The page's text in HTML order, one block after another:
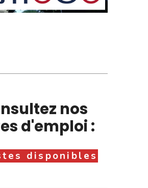
nos
d'emploi :
disponibles